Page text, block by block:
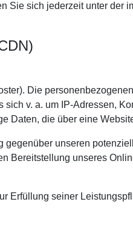
Sie sich jederzeit unter der
Die
v. a. um IP-Adressen,
Daten, die über eine
unseren
Bereitstellung unseres
Erfüllung seiner